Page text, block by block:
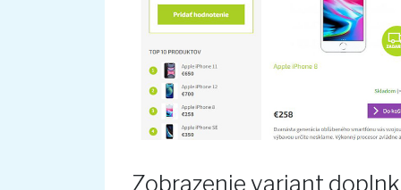
Zobrazenie variant